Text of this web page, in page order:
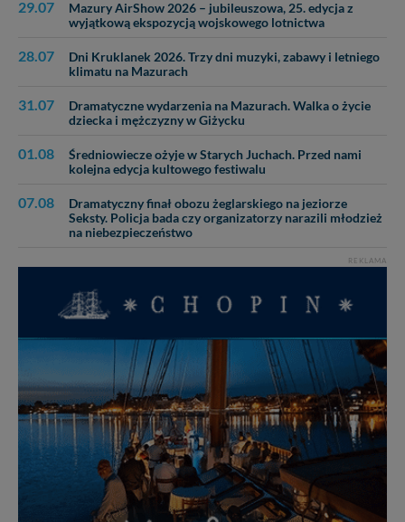
29.07
Mazury AirShow 2026 – jubileuszowa, 25. edycja z
wyjątkową ekspozycją wojskowego lotnictwa
28.07
Dni Kruklanek 2026. Trzy dni muzyki, zabawy i letniego
klimatu na Mazurach
31.07
Dramatyczne wydarzenia na Mazurach. Walka o życie
dziecka i mężczyzny w Giżycku
01.08
Średniowiecze ożyje w Starych Juchach. Przed nami
kolejna edycja kultowego festiwalu
07.08
Dramatyczny finał obozu żeglarskiego na jeziorze
Seksty. Policja bada czy organizatorzy narazili młodzież
na niebezpieczeństwo
REKLAMA
W każdej chwili możesz: zażądać dostępu do swoich
danych, zażądać ich poprawienia lub usunięcia,
zabronić ich przetwarzania. Pamiętaj jednak, że nie
zawsze jest możliwe techniczne zrealizowanie Twoich
cookies. Twoja przeglądarka umożliwia Ci skasowanie
tych plików - w pewnych przypadkach nie możemy tego
Dziękujemy, i życzmy miłego odkrywania Mazur na